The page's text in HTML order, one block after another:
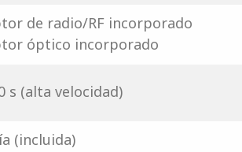
de radio/RF incorporado
óptico incorporado
s (alta velocidad)
(incluida)